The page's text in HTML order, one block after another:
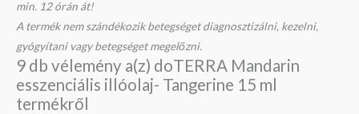
min. 12 órán át!
A termék nem szándékozik betegséget diagnosztizálni, kezelni,
gyógyítani vagy betegséget megelőzni.
9 db vélemény a(z) doTERRA Mandarin
esszenciális illóolaj- Tangerine 15 ml
termékről